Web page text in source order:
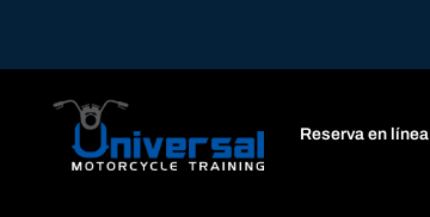
Reserva en línea